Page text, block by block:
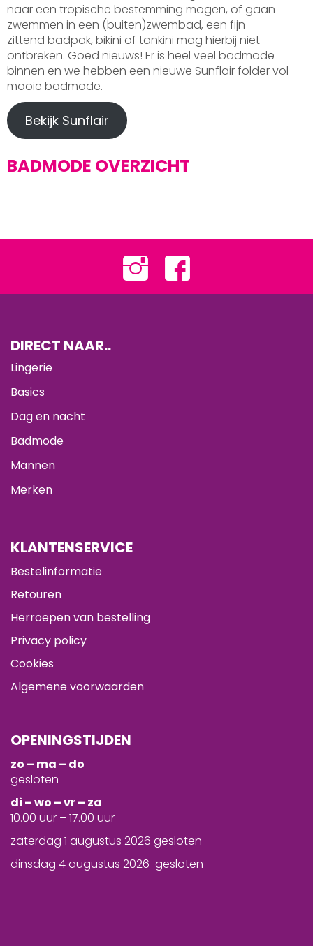
naar een tropische bestemming mogen, of gaan
zwemmen in een (buiten)zwembad, een fijn
zittend badpak, bikini of tankini mag hierbij niet
ontbreken. Goed nieuws! Er is heel veel badmode
binnen en we hebben een nieuwe Sunflair folder vol
mooie badmode.
Bekijk Sunflair
BADMODE OVERZICHT
DIRECT NAAR..
Lingerie
Basics
Dag en nacht
Badmode
Mannen
Merken
KLANTENSERVICE
Bestelinformatie
Retouren
Herroepen van bestelling
Privacy policy
Cookies
Algemene voorwaarden
OPENINGSTIJDEN
zo – ma – do
gesloten
di – wo – vr – za
10.00 uur – 17.00 uur
zaterdag 1 augustus 2026 gesloten
dinsdag 4 augustus 2026 gesloten